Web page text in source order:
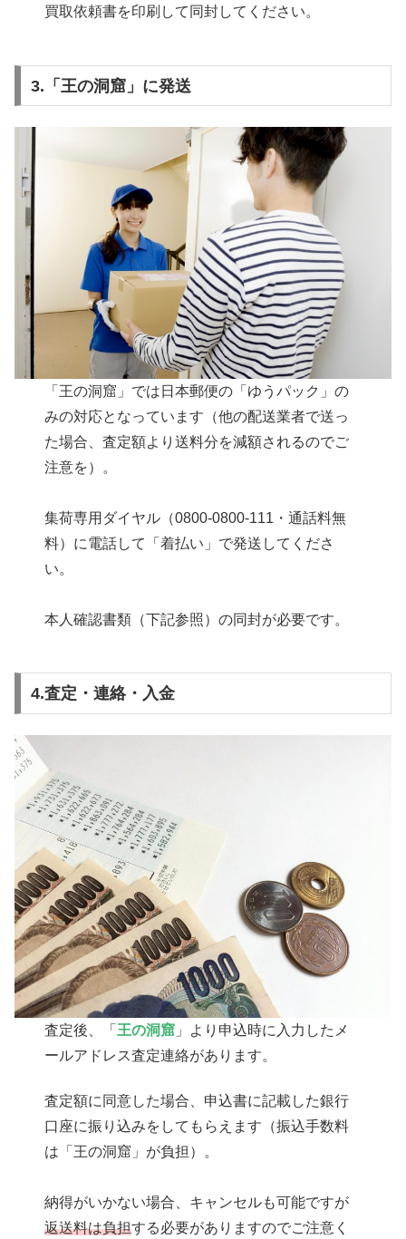
買取依頼書を印刷して同封してください。
3.「王の洞窟」に発送
「王の洞窟」では日本郵便の「ゆうパック」の
みの対応となっています（他の配送業者で送っ
た場合、査定額より送料分を減額されるのでご
注意を）。
集荷専用ダイヤル（0800-0800-111・通話料無
料）に電話して「着払い」で発送してくださ
い。
本人確認書類（下記参照）の同封が必要です。
4.査定・連絡・入金
査定後、「 王の洞窟 」より申込時に入力したメ
ールアドレス査定連絡があります。
査定額に同意した場合、申込書に記載した銀行
口座に振り込みをしてもらえます（振込手数料
は「王の洞窟」が負担）。
納得がいかない場合、キャンセルも可能ですが
返送料は負担する必要がありますのでご注意く